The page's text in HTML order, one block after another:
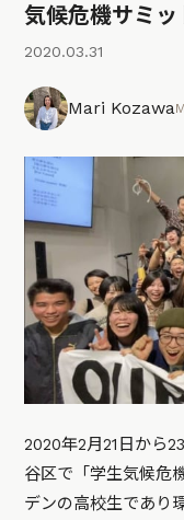
気候危機サミッ
2020.03.31
Mari Kozawa
2020年2月21日から
谷区で「学生気候危
デンの高校生であり